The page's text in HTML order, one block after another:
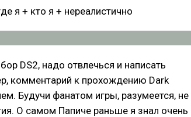
я + кто я + нереалистично
DS2, надо отвлечься и написать
комментарий к прохождению Dark
Будучи фанатом игры, разумеется, не
О самом Папиче раньше я знал очень